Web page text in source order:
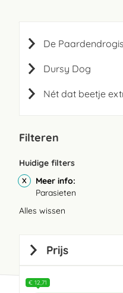
De
Dursy Dog
Nét dat beetje
Filteren
Huidige filters
Meer info
Parasieten
Alles wissen
Prijs
€ 12,71